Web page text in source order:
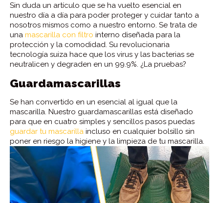
Sin duda un artículo que se ha vuelto esencial en
nuestro día a día para poder proteger y cuidar tanto a
nosotros mismos como a nuestro entorno. Se trata de
una mascarilla con filtro interno diseñada para la
protección y la comodidad. Su revolucionaria
tecnología suiza hace que los virus y las bacterias se
neutralicen y degraden en un 99.9%. ¿La pruebas?
Guardamascarillas
Se han convertido en un esencial al igual que la
mascarilla. Nuestro guardamascarillas está diseñado
para que en cuatro simples y sencillos pasos puedas
guardar tu mascarilla incluso en cualquier bolsillo sin
poner en riesgo la higiene y la limpieza de tu mascarilla.